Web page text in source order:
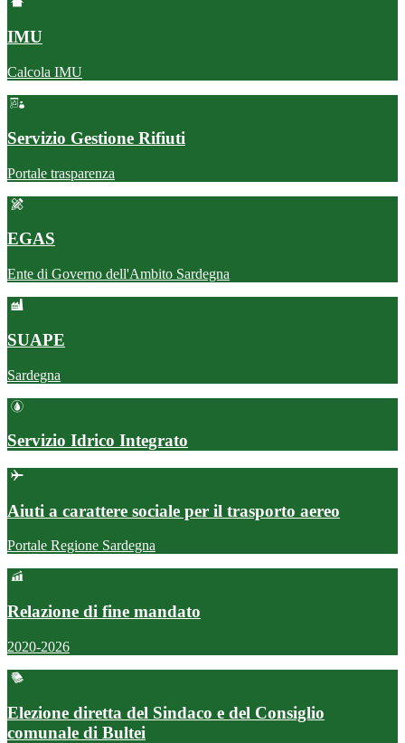
IMU
Calcola IMU
Servizio Gestione Rifiuti
Portale trasparenza
EGAS
Ente di Governo dell'Ambito Sardegna
SUAPE
Sardegna
Servizio Idrico Integrato
Aiuti a carattere sociale per il trasporto aereo
Portale Regione Sardegna
Relazione di fine mandato
2020-2026
Elezione diretta del Sindaco e del Consiglio
comunale di Bultei